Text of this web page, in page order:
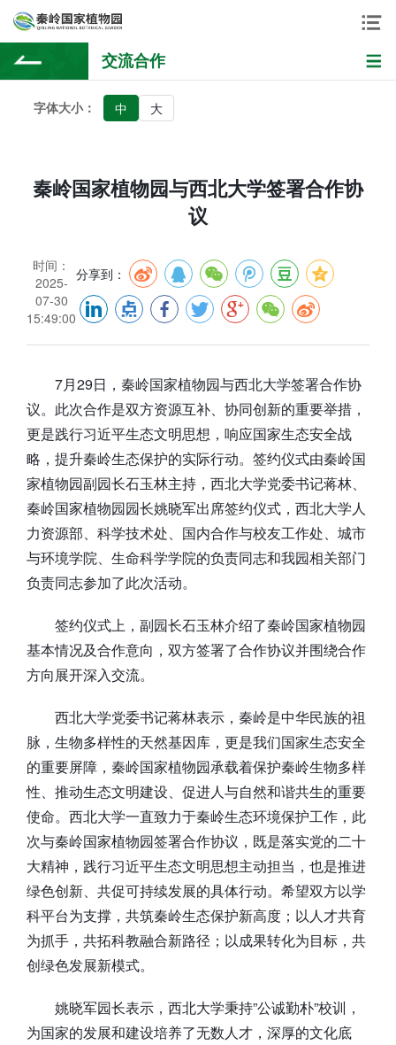
交流合作
字体大小： 中 大
秦岭国家植物园与西北大学签署合作协
议
时间：
2025-
07-30
15:49:00
分享到：
7月29日，秦岭国家植物园与西北大学签署合作协
议。此次合作是双方资源互补、协同创新的重要举措，
更是践行习近平生态文明思想，响应国家生态安全战
略，提升秦岭生态保护的实际行动。签约仪式由秦岭国
家植物园副园长石玉林主持，西北大学党委书记蒋林、
秦岭国家植物园园长姚晓军出席签约仪式，西北大学人
力资源部、科学技术处、国内合作与校友工作处、城市
与环境学院、生命科学学院的负责同志和我园相关部门
负责同志参加了此次活动。
签约仪式上，副园长石玉林介绍了秦岭国家植物园
基本情况及合作意向，双方签署了合作协议并围绕合作
方向展开深入交流。
西北大学党委书记蒋林表示，秦岭是中华民族的祖
脉，生物多样性的天然基因库，更是我们国家生态安全
的重要屏障，秦岭国家植物园承载着保护秦岭生物多样
性、推动生态文明建设、促进人与自然和谐共生的重要
使命。西北大学一直致力于秦岭生态环境保护工作，此
次与秦岭国家植物园签署合作协议，既是落实党的二十
大精神，践行习近平生态文明思想主动担当，也是推进
绿色创新、共促可持续发展的具体行动。希望双方以学
科平台为支撑，共筑秦岭生态保护新高度；以人才共育
为抓手，共拓科教融合新路径；以成果转化为目标，共
创绿色发展新模式。
姚晓军园长表示，西北大学秉持”公诚勤朴”校训，
为国家的发展和建设培养了无数人才，深厚的文化底